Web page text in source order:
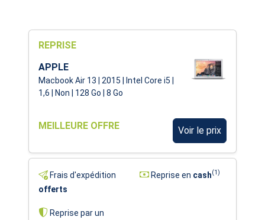
REPRISE
APPLE
Macbook Air 13 | 2015 | Intel Core i5 |
1,6 | Non | 128 Go | 8 Go
MEILLEURE OFFRE Voir le prix
Frais d'expédition
offerts
Reprise en cash(1)
Reprise par un